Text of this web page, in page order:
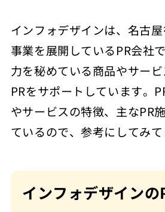
名古屋・東海地方から
インフォデザインの
インフォデザインの
インフォデザインは、名古
事業を展開しているPR会社
力を秘めている商品やサービ
PRをサポートしています。
やサービスの特徴、主なPR
ているので、参考にしてみて
インフォデザインの